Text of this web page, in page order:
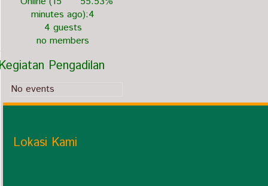
minutes ago):4
4 guests
no members
Pengadilan
No events
Lokasi Kami